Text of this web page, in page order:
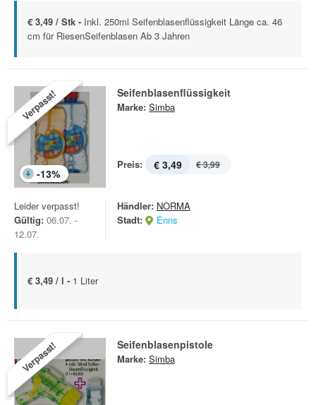
€ 3,49 / Stk - Inkl. 250ml Seifenblasenflüssigkeit Länge ca. 46
cm für RiesenSeifenblasen Ab 3 Jahren
Verpasst!
-13%
Seifenblasenflüssigkeit
Marke: Simba
Preis: € 3,49 € 3,99
Leider verpasst!
Gültig: 06.07. -
12.07.
Händler: NORMA
Stadt:
Enns
€ 3,49 / l - 1 Liter
Verpasst! Seifenblasenpistole
Marke: Simba